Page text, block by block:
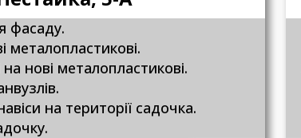
металопластикові.
фасаду.
нові металопластикові.
на території садочка.